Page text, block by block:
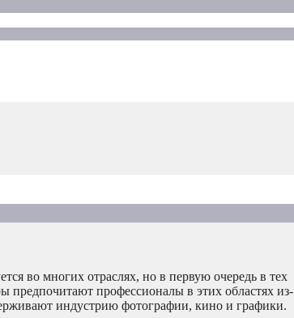
во многих отраслях, но в первую очередь в тех
предпочитают профессионалы в этих областях из-
индустрию фотографии, кино и графики.